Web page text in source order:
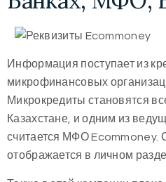
Информация поступает из
микрофинансовых
Микрокредиты становятся
Казахстане, и одним из
считается МФО Ecommoney.
отображается в личном